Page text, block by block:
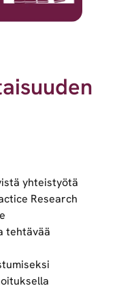
yhteistyötä
Research
tehtävää